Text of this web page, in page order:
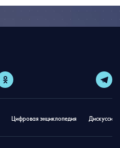
Цифровая энциклопедия